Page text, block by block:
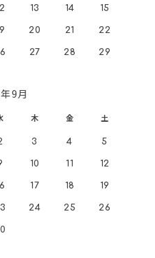
13 14 15
20 21 22
27 28 29
9月
木 金 土
3 4 5
10 11 12
17 18 19
24 25 26